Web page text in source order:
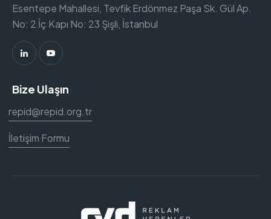
Esentepe Mahallesi, Tevfik Erdönmez Paşa Sk. Gül Ap.
No: 2 İç Kapı No: 23 Şişli, İstanbul
Bize Ulaşın
repid@repid.org.tr
İletişim Formu